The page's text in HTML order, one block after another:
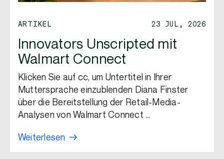
ARTIKEL 23 JUL, 2026
Innovators Unscripted mit
Walmart Connect
Klicken Sie auf cc, um Untertitel in Ihrer
Muttersprache einzublenden Diana Finster
über die Bereitstellung der Retail-Media-
Analysen von Walmart Connect …
Weiterlesen